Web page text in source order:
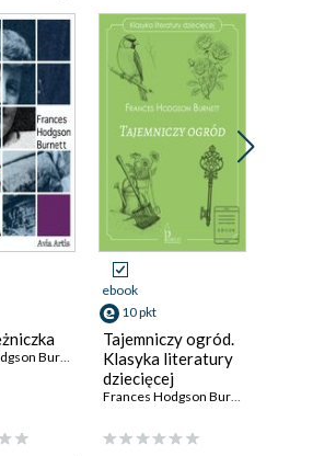
ebook
10 pkt
Tajemniczy ogród.
Klasyka literatury
dziecięcej